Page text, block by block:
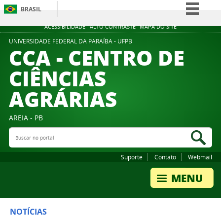
ACESSIBILIDADE ALTO CONTRASTE MAPA DO SITE
BRASIL
Simplifique!
Participe
UNIVERSIDADE FEDERAL DA PARAÍBA - UFPB
CCA - CENTRO DE
CIÊNCIAS
AGRÁRIAS
AREIA - PB
Buscar no portal
Suporte Contato Webmail
NOTÍCIAS